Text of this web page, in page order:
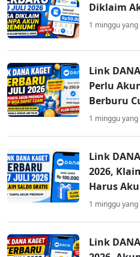
Diklaim
1 minggu
Link
Perlu
Berburu
1 minggu
Link
2026,
Harus
1 minggu
Link